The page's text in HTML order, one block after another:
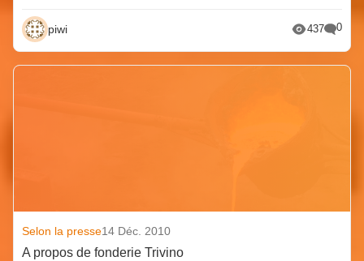
piwi 437 0
Selon la presse14 Déc. 2010
A propos de fonderie Trivino